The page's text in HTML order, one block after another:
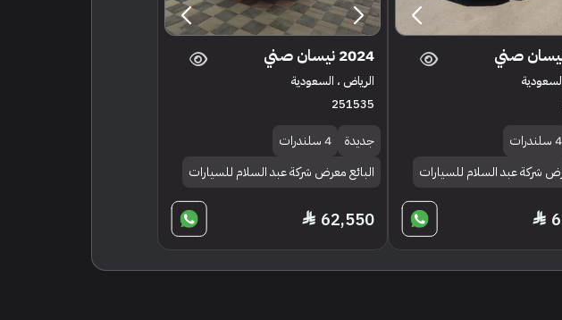
4 سلندرات
شركة عبد السلام للسيارات
2024 نيسان صني
الرياض ، السعودية
251535
جديدة
4 سلندرات
البائع معرض شركة عبد السلام للسيارات
62,550